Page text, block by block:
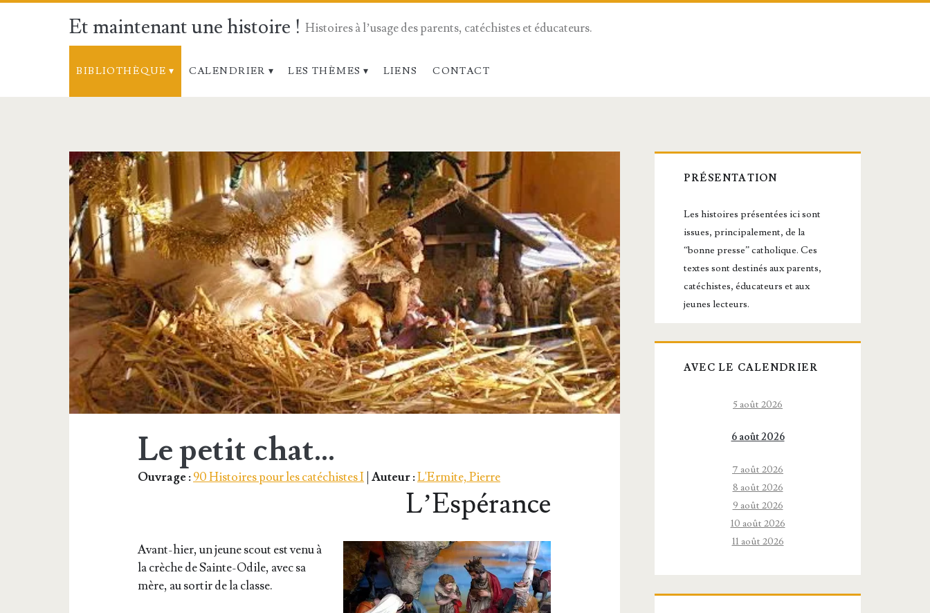
Et maintenant une histoire ! Histoires à l’usage des parents, catéchistes et éducateurs.
BIBLIOTHÈQUE CALENDRIER LES THÈMES LIENS CONTACT
<span>I.
Les
vertus
théologales</span>
Le petit chat…
Ouvrage :90 Histoires pour les catéchistes I |Auteur :L'Ermite, Pierre
L’Espérance
Avant-hier, un jeune scout est venu à
la crèche de Sainte-Odile, avec sa
mère, au sor­tir de la classe.
Barre
latérale
principale
PRÉSENTATION
Les histoires présentées ici sont
issues, principalement, de la
“bonne presse” catholique. Ces
textes sont destinés aux parents,
catéchistes, éducateurs et aux
jeunes lecteurs.
AVEC LE CALENDRIER
5 août 2026
6 août 2026
7 août 2026
8 août 2026
9 août 2026
10 août 2026
11 août 2026